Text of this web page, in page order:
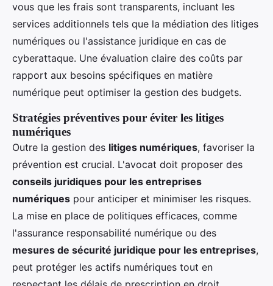
vous que les frais sont transparents, incluant les
services additionnels tels que la médiation des litiges
numériques ou l'assistance juridique en cas de
cyberattaque. Une évaluation claire des coûts par
rapport aux besoins spécifiques en matière
numérique peut optimiser la gestion des budgets.
Stratégies préventives pour éviter les litiges
numériques
Outre la gestion des litiges numériques, favoriser la
prévention est crucial. L'avocat doit proposer des
conseils juridiques pour les entreprises
numériques pour anticiper et minimiser les risques.
La mise en place de politiques efficaces, comme
l'assurance responsabilité numérique ou des
mesures de sécurité juridique pour les entreprises,
peut protéger les actifs numériques tout en